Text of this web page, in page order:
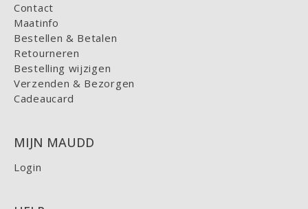
Contact
Maatinfo
Bestellen & Betalen
Retourneren
Bestelling wijzigen
Verzenden & Bezorgen
Cadeaucard
MIJN MAUDD
Login